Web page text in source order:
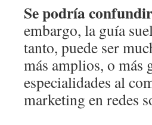
Se podría
embargo, la guía
tanto, puede ser
más amplios, o más
especialidades al
marketing en redes